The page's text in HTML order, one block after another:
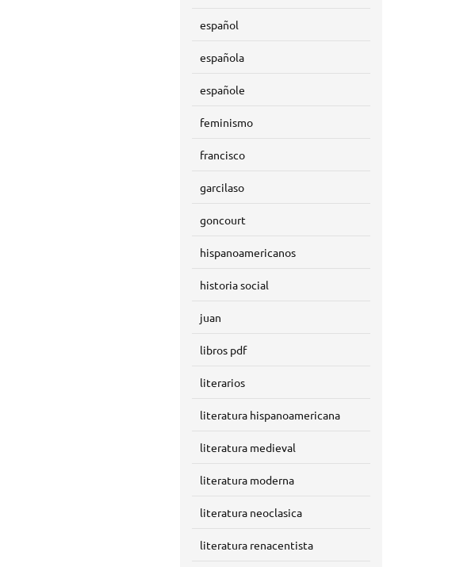
español
española
españole
feminismo
francisco
garcilaso
goncourt
hispanoamericanos
historia social
juan
libros pdf
literarios
literatura hispanoamericana
literatura medieval
literatura moderna
literatura neoclasica
literatura renacentista